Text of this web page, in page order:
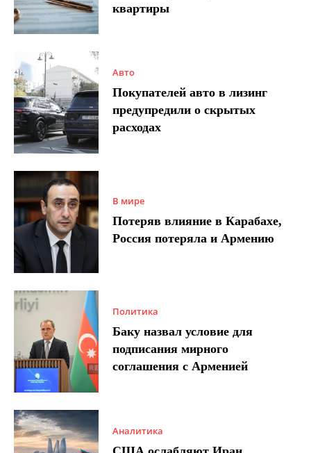
квартиры
Авто
Покупателей авто в лизинг
предупредили о скрытых
расходах
В мире
Потеряв влияние в Карабахе,
Россия потеряла и Армению
Политика
Баку назвал условие для
подписания мирного
соглашения с Арменией
Аналитика